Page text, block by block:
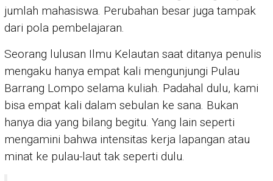
jumlah mahasiswa. Perubahan besar juga tampak
dari pola pembelajaran.
Seorang lulusan Ilmu Kelautan saat ditanya penulis
mengaku hanya empat kali mengunjungi Pulau
Barrang Lompo selama kuliah. Padahal dulu, kami
bisa empat kali dalam sebulan ke sana. Bukan
hanya dia yang bilang begitu. Yang lain seperti
mengamini bahwa intensitas kerja lapangan atau
minat ke pulau-laut tak seperti dulu.